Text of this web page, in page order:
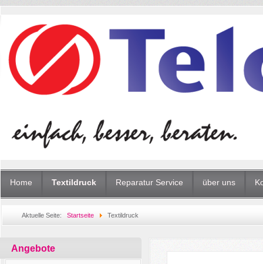
Home Textildruck Reparatur Service über uns
Aktuelle Seite:Startseite Textildruck
Angebote